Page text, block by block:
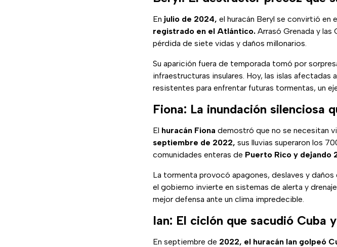
En julio de 2024, el huracán Beryl se convirtió en
registrado en el Atlántico. Arrasó Grenada y las
pérdida de siete vidas y daños millonarios.
Su aparición fuera de temporada tomó por
infraestructuras insulares. Hoy, las islas afectadas
resistentes para enfrentar futuras tormentas, un
Fiona: La inundación silenciosa
El huracán Fiona demostró que no se necesitan
septiembre de 2022, sus lluvias superaron los
comunidades enteras de Puerto Rico y dejando
La tormenta provocó apagones, deslaves y daños
el gobierno invierte en sistemas de alerta y
mejor defensa ante un clima impredecible.
Ian: El ciclón que sacudió Cuba
En septiembre de 2022, el huracán Ian golpeó